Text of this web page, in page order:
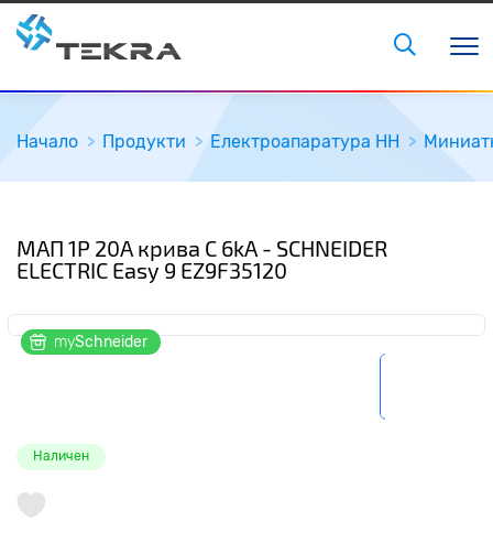
Начало Продукти Електроапаратура НН
МАП 1P 20A крива С 6kA - SCHNEIDER
ELECTRIC Easy 9 EZ9F35120
mySchneider
Наличен